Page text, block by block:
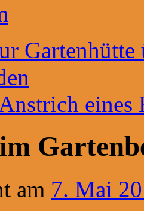
Gartenhütte
eines
am 7. Mai